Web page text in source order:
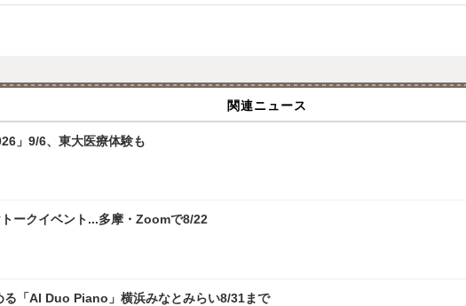
関連ニュース
」9/6、東大医療体験も
ークイベント...多摩・Zoomで8/22
る「AI Duo Piano」横浜みなとみらい8/31まで